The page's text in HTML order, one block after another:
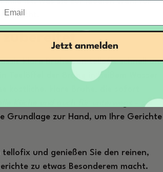
macht.
Klare Brühe von tellofix schnell
Teelöffel der Brühe in heißem Wasser
köstliche, klare Brühe, die sofort
Küche und auch für unterwegs
– so
Grundlage zur Hand, um Ihre Gerichte
und genießen Sie den reinen,
zu etwas Besonderem macht.
Jetzt anmelden